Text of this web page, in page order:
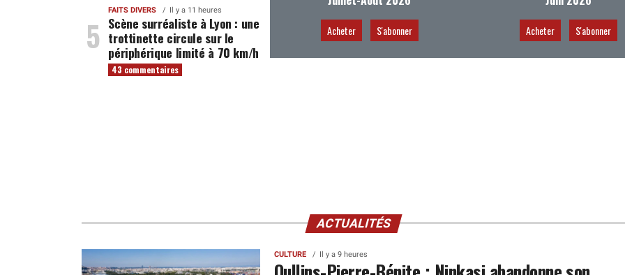
Acheter S'abonner Acheter S'abonner
FAITS DIVERS Il y a 11 heures
Scène surréaliste à Lyon : une
trottinette circule sur le
périphérique limité à 70 km/h
43 commentaires
ACTUALITÉS
CULTURE Il y a 9 heures